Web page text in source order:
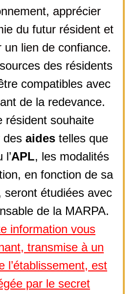
apprécier
du futur résident et
un lien de confiance.
des résidents
compatibles avec
de la redevance.
résident souhaite
des aides telles que
APL, les modalités
en fonction de sa
seront étudiées avec
de la MARPA.
information vous
transmise à un
l’établissement, est
par le secret